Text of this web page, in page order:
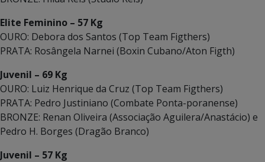
Elite Feminino – 57 Kg
OURO: Debora dos Santos (Top Team Figthers)
PRATA: Rosângela Narnei (Boxin Cubano/Aton Figth)
Juvenil – 69 Kg
OURO: Luiz Henrique da Cruz (Top Team Figthers)
PRATA: Pedro Justiniano (Combate Ponta-poranense)
BRONZE: Renan Oliveira (Associação Aguilera/Anastácio) e
Pedro H. Borges (Dragão Branco)
Juvenil – 57 Kg